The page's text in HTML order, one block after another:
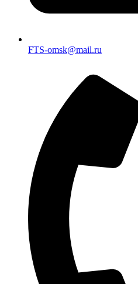
FTS-omsk@mail.ru